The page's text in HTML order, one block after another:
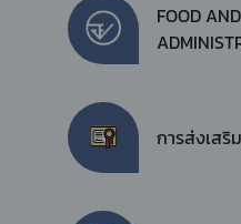
FOOD
การส่งเสริ